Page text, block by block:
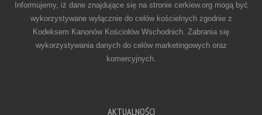
Informujemy, iż dane znajdujące się na stronie cerkiew.org mogą być
wykorzystywane wyłącznie do celów kościelnych zgodnie z
Kodeksem Kanonów Kościołów Wschodnich. Zabrania się
wykorzystywania danych do celów marketingowych oraz
komercyjnych.
AKTUALNOŚCI